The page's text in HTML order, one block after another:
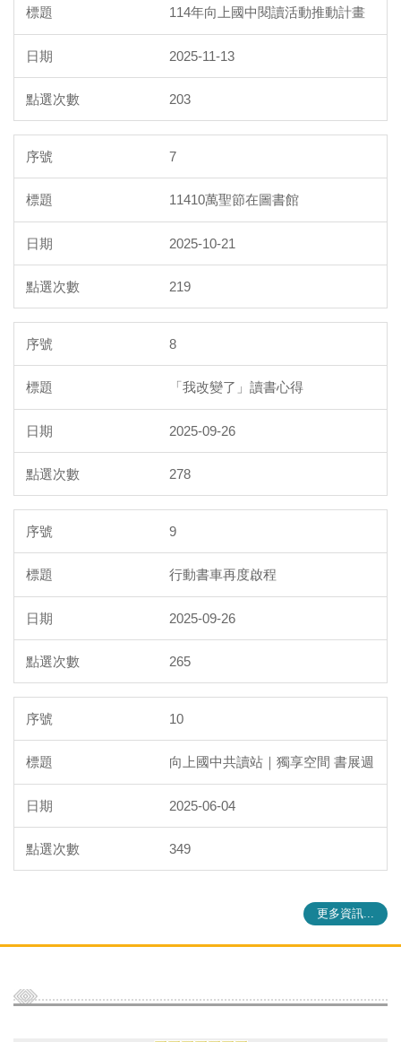
114年向上國中閱讀活動推動計畫
2025-11-13
203
7
11410萬聖節在圖書館
2025-10-21
219
8
「我改變了」讀書心得
2025-09-26
278
9
行動書車再度啟程
2025-09-26
265
10
向上國中共讀站｜獨享空間 書展週
2025-06-04
349
更多資訊...